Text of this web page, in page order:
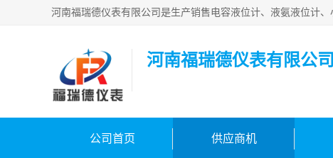
河南福瑞德仪表有限公司
公司首页 供应商机